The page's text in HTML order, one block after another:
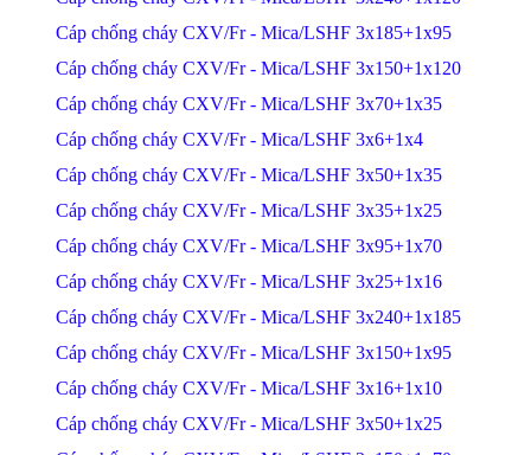
Cáp chống cháy CXV/Fr - Mica/LSHF 3x185+1x95
Cáp chống cháy CXV/Fr - Mica/LSHF 3x150+1x120
Cáp chống cháy CXV/Fr - Mica/LSHF 3x70+1x35
Cáp chống cháy CXV/Fr - Mica/LSHF 3x6+1x4
Cáp chống cháy CXV/Fr - Mica/LSHF 3x50+1x35
Cáp chống cháy CXV/Fr - Mica/LSHF 3x35+1x25
Cáp chống cháy CXV/Fr - Mica/LSHF 3x95+1x70
Cáp chống cháy CXV/Fr - Mica/LSHF 3x25+1x16
Cáp chống cháy CXV/Fr - Mica/LSHF 3x240+1x185
Cáp chống cháy CXV/Fr - Mica/LSHF 3x150+1x95
Cáp chống cháy CXV/Fr - Mica/LSHF 3x16+1x10
Cáp chống cháy CXV/Fr - Mica/LSHF 3x50+1x25